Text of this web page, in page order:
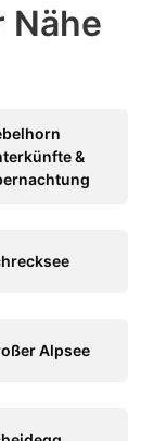
Nähe
&
Alpsee